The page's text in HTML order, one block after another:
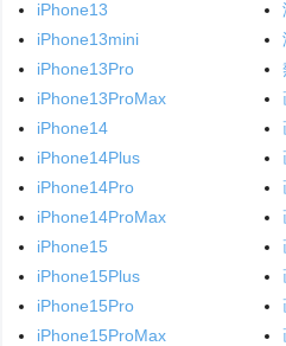
iPhone13
iPhone13mini
iPhone13Pro
iPhone13ProMax
iPhone14
iPhone14Plus
iPhone14Pro
iPhone14ProMax
iPhone15
iPhone15Plus
iPhone15Pro
iPhone15ProMax